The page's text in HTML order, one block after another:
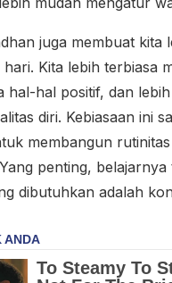
juga membuat kita
hari. Kita lebih terbiasa
hal-hal positif, dan
diri. Kebiasaan ini
membangun
penting, belajarnya
dibutuhkan adalah